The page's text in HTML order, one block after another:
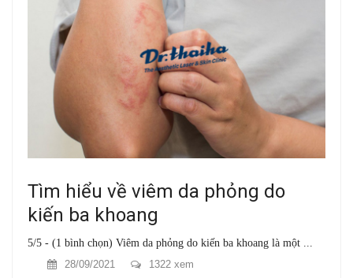
Tìm hiểu về viêm da phỏng do
kiến ba khoang
5/5 - (1 bình chọn) Viêm da phỏng do kiến ba khoang là một ...
28/09/2021
1322 xem